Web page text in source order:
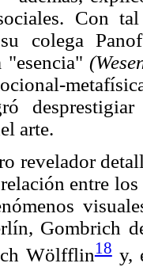
Con
colega
"esencia"
arte.
revelador
entre
Gombrich
Wölfflin18y,